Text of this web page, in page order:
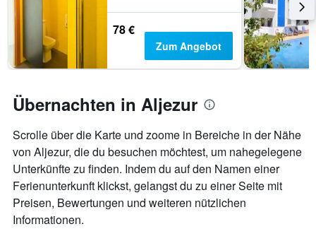
Wochentage
anzeigt.
Diagramm
hat
Achse,
die
den
durchschnittlichen
Zimmerpreis
anzeigt.
78 €
Zum Angebot
Übernachten in Aljezur
Scrolle über die Karte und zoome in Bereiche in der Nähe
von Aljezur, die du besuchen möchtest, um nahegelegene
Unterkünfte zu finden. Indem du auf den Namen einer
Ferienunterkunft klickst, gelangst du zu einer Seite mit
Preisen, Bewertungen und weiteren nützlichen
Informationen.